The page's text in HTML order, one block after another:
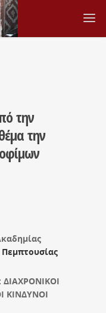
την
την
Πεμπτουσίας
: ΔΙΑΧΡΟΝΙΚΟΙ
ΚΙΝΔΥΝΟΙ